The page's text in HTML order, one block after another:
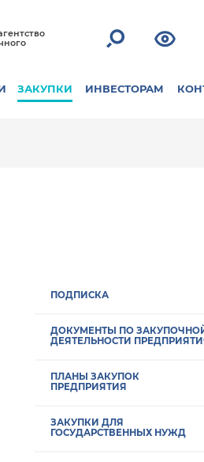
ЗАКУПКИ ИНВЕСТОРАМ
ПОДПИСКА
ДОКУМЕНТЫ ПО
ДЕЯТЕЛЬНОСТИ
ПЛАНЫ ЗАКУПОК
ПРЕДПРИЯТИЯ
ЗАКУПКИ ДЛЯ
ГОСУДАРСТВЕННЫХ НУЖД